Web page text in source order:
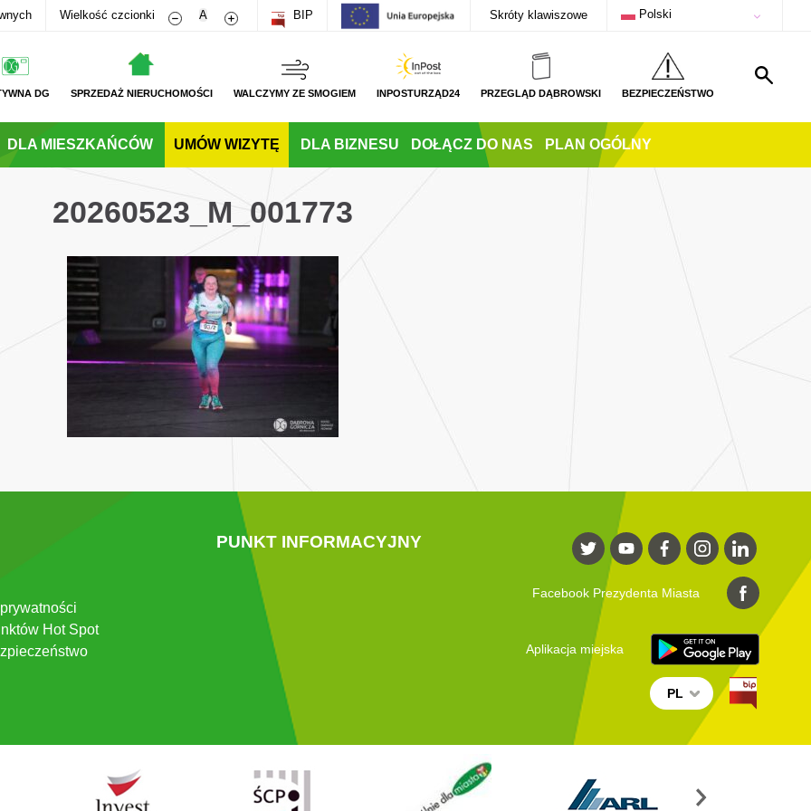
Wielkość czcionki Zmniejsz rozmiar czcionki
A Zwiększ rozmiar czcionki
BIP Skróty klawiszowe Polski
DG SPRZEDAŻ NIERUCHOMOŚCI WALCZYMY ZE SMOGIEM INPOSTURZĄD24 PRZEGLĄD DĄBROWSKI BEZPIECZEŃSTWO
DLA MIESZKAŃCÓW UMÓW WIZYTĘ DLA BIZNESU DOŁĄCZ DO NAS PLAN OGÓLNY
20260523_M_001773
Hot Spot
PUNKT INFORMACYJNY
Facebook Prezydenta Miasta
Aplikacja miejska
PL